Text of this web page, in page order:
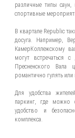
различные типы
спортивные
В квартале Republic
досуга. Например,
КамерКоллежскому
могут встречаться
Пресненского Вала
романтично гулять
Для удобства
паркинг, где можно
удобство и
комплекса.